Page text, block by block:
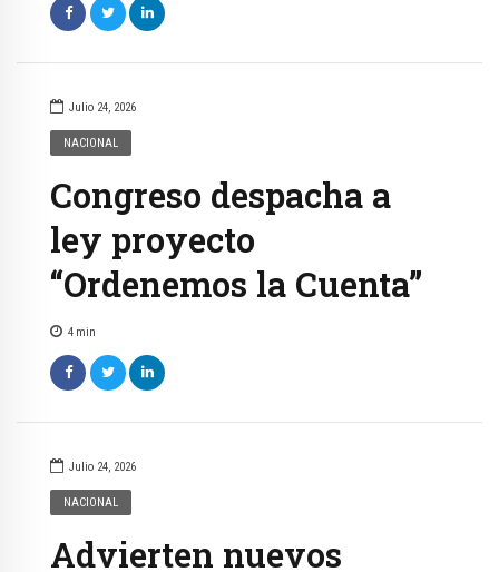
Julio 24, 2026
NACIONAL
Congreso despacha a
ley proyecto
“Ordenemos la Cuenta”
4 min
Julio 24, 2026
NACIONAL
Advierten nuevos